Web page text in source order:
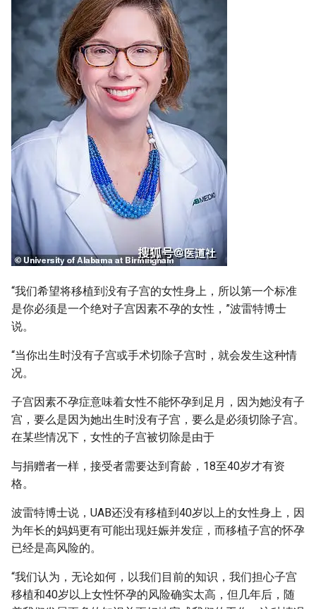
“我们希望将移植到没有子宫的女性身上，所以第一个标准
是你必须是一个绝对子宫因素不孕的女性，”波雷特博士
说。
“当你出生时没有子宫或手术切除子宫时，就会发生这种情
况。
子宫因素不孕症意味着女性不能怀孕到足月，因为她没有子
宫，要么是因为她出生时没有子宫，要么是必须切除子宫。
在某些情况下，女性的子宫被切除是由于
与捐赠者一样，接受者需要达到育龄，18至40岁才有资
格。
波雷特博士说，UAB还没有移植到40岁以上的女性身上，因
为年长的妈妈更有可能出现妊娠并发症，而移植子宫的怀孕
已经是高风险的。
“我们认为，无论如何，以我们目前的知识，我们担心子宫
移植和40岁以上女性怀孕的风险确实太高，但几年后，随